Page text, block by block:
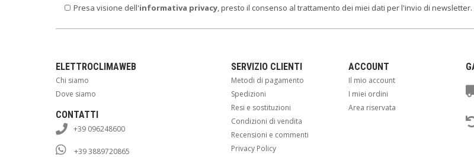
Presa visione dell'informativa privacy, presto il consenso al trattamento dei miei dati per l'invio di newsletter.
ELETTROCLIMAWEB
Chi siamo
Dove siamo
CONTATTI
+39 096248600
+39 3889720865
SERVIZIO CLIENTI
Metodi di pagamento
Spedizioni
Resi e sostituzioni
Condizioni di vendita
Recensioni e commenti
Privacy Policy
ACCOUNT
Il mio account
I miei ordini
Area riservata